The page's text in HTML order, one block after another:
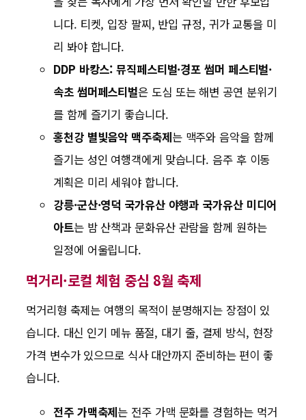
니다. 티켓, 입장 팔찌, 반입 규정, 귀가 교통을 미
리 봐야 합니다.
DDP 바캉스: 뮤직페스티벌·경포 썸머 페스티벌·
속초 썸머페스티벌은 도심 또는 해변 공연 분위기
를 함께 즐기기 좋습니다.
홍천강 별빛음악 맥주축제는 맥주와 음악을 함께
즐기는 성인 여행객에게 맞습니다. 음주 후 이동
계획은 미리 세워야 합니다.
강릉·군산·영덕 국가유산 야행과 국가유산 미디어
아트는 밤 산책과 문화유산 관람을 함께 원하는
일정에 어울립니다.
먹거리·로컬 체험 중심 8월 축제
먹거리형 축제는 여행의 목적이 분명해지는 장점이 있
습니다. 대신 인기 메뉴 품절, 대기 줄, 결제 방식, 현장
가격 변수가 있으므로 식사 대안까지 준비하는 편이 좋
습니다.
전주 가맥축제는 전주 가맥 문화를 경험하는 먹거